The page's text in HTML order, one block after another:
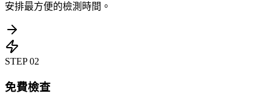
安排最方便的檢測時間。
STEP02
免費檢查